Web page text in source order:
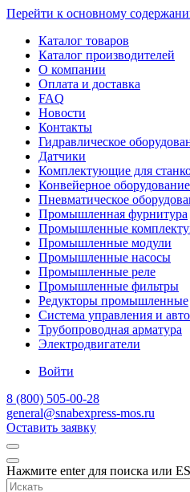
Перейти к основному
Каталог товаров
Каталог производителей
О компании
Оплата и доставка
FAQ
Новости
Контакты
Гидравлическое
Датчики
Комплектующие для
Конвейерное оборудование
Пневматическое
Промышленная фурнитура
Промышленные
Промышленные модули
Промышленные насосы
Промышленные реле
Промышленные фильтры
Редукторы промышленные
Система управления и
Трубопроводная арматура
Электродвигатели
Войти
8 (800) 505-00-28
general@snabexpress-mos.ru
Оставить заявку
Нажмите enter для поиска или